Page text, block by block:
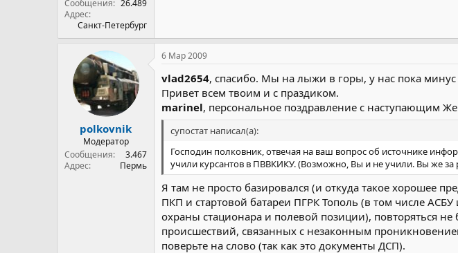
Сообщения
26.489
Адрес
Санкт-Петербург
polkovnik
Модератор
Сообщения
3.467
Адрес
Пермь
6 Мар 2009
vlad2654, спасибо. Мы на лыжи в горы, у нас пока
Привет всем твоим и с праздиком.
marinel, персональное поздравление с наступающим
супостат написал(а):
Господин полковник, отвечая на ваш вопрос об источнике
учили курсантов в ПВВКИКУ. (Возможно, Вы и не учили. Вы же за
Я там не просто базировался (и откуда такое хорошее
ПКП и стартовой батареи ПГРК Тополь (в том числе
охраны стационара и полевой позиции), повторяться
происшествий, связанных с незаконным
поверьте на слово (так как это документы ДСП).